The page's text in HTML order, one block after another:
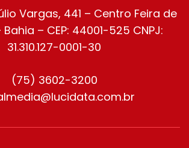
Vargas, 441 – Centro Feira de
– CEP: 44001-525 CNPJ:
31.310.127-0001-30
(75) 3602-3200